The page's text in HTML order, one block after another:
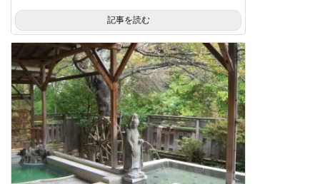
記事を読む